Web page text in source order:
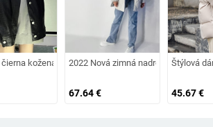
s gombíkmi
kožená bunda s potlačou a gombíkmi
2022 Nová zimná nadrozmerná
67.64€
Štýlová
45.67€